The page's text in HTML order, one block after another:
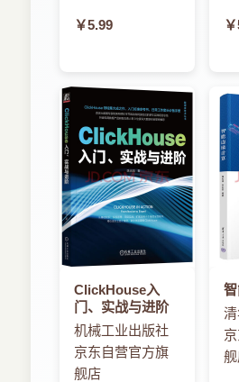
4.1.2 并行处理的发展
4.2.2 流水技术原理
4.2.3 流水线分类
4.2.4 流水线性能的分析
4.2.5 流水线中的主要障碍与控制
4.2.6 非线性流水线调度
4.3 向量处理技术
4.3.1 向量的流水处理
4.3.2 向量处理机
4.4 指令级并行技术
4.4.1 超标量处理机
4.4.2 超长指令处理机
4.4.3 超流水线处理机
4.5 习题
第5章 RISC结构计算机
Cache的一致性，以及并行处理
用、设计准则、类型、结构、
网络中的消息传递方式；最后还
理机实例，主要有.MPP、SMP
第7章主要介绍了分布式系
统、网格技术的基本概念、结构
等，详细介绍了网格系统的3大
的结合技术，以及与Internet的
第8章主要介绍了脉动阵列机
机、归约机及人工智能计算机等
基本原理、实现方式及体系结构
绘制方法等。
￥5.99
ClickHouse入
门、实战与进阶
机械工业出版社
京东自营官方旗
舰店